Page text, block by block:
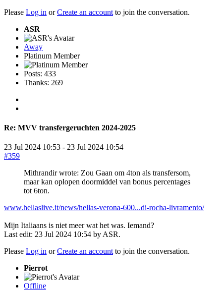
Please Log in orCreate an account to join the conversation.
ASR
Away
Platinum Member
Posts: 433
Thanks: 269
Re: MVV transfergeruchten 2024-2025
23 Jul 2024 10:53 - 23 Jul 2024 10:54
#359
Mithrandir wrote: Zou Gaan om 4ton als transfersom,
maar kan oplopen doormiddel van bonus percentages
tot 6ton.
www.hellaslive.it/news/hellas-verona-600...di-rocha-livramento/
Mijn Italiaans is niet meer wat het was. Iemand?
Last edit: 23 Jul 2024 10:54 by ASR.
Please Log in orCreate an account to join the conversation.
Pierrot
Offline